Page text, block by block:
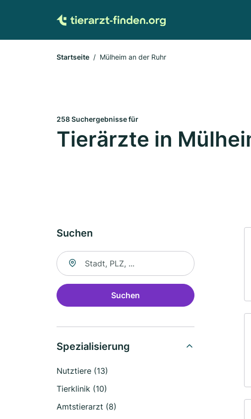
Startseite Mülheim an der Ruhr
258 Suchergebnisse für
Tierärzte in
Suchen
Suche nach Ort
Suchen
Spezialisierung
Nutztiere (13)
Tierklinik (10)
Amtstierarzt (8)